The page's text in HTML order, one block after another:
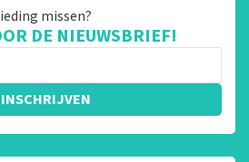
missen?
DE NIEUWSBRIEF!
INSCHRIJVEN